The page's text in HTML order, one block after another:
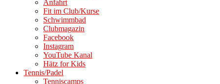
Anfahrt
Fit im Club/Kurse
Schwimmbad
Clubmagazin
Facebook
Instagram
YouTube Kanal
Hätz for Kids
Tennis/Padel
Tenniscamps